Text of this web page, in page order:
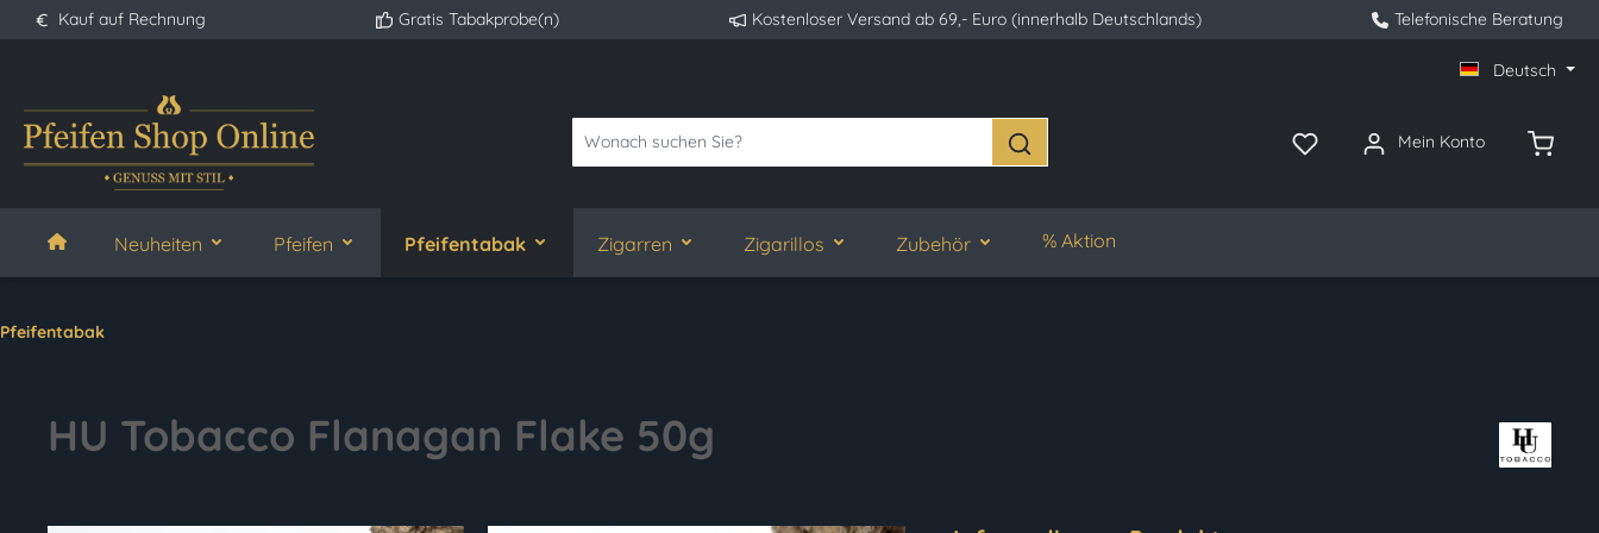
Zur Hauptnavigation springen
Kauf auf Rechnung Gratis Tabakprobe(n) Kostenloser Versand ab 69,- Euro (innerhalb Deutschlands) Telefonische Beratung
Deutsch
Mein Konto
Neuheiten Pfeifen Pfeifentabak Zigarren Zigarillos Zubehör % Aktion
Pfeifentabak
HU Tobacco Flanagan Flake 50g